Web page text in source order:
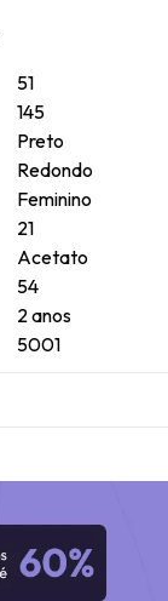
51
145
Preto
Redondo
Feminino
21
Acetato
54
2 anos
5001